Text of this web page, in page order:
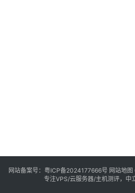
网站备案号： 粤ICP备2024177666号 网站地图
专注VPS/云服务器/主机测评，中